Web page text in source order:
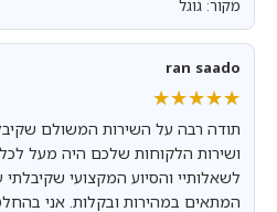
מקור: גוגל
ran saado
★★★★★
★★★★★
תודה רבה על השירות המשולם
ושירות הלקוחות שלכם היה מעל
לשאלותיי והסיוע המקצועי שקיבלתי
המתאים במהירות ובקלות. אני